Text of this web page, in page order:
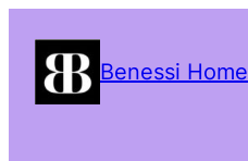
Benessi Home